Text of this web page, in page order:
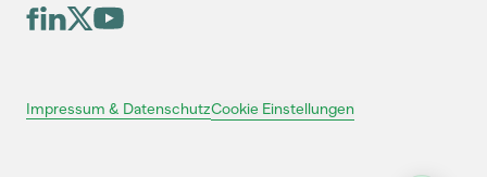
Impressum & DatenschutzCookie Einstellungen